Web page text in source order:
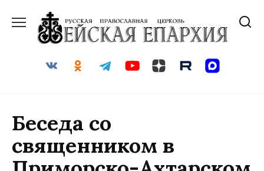
содержанию
Беседа со
священником в